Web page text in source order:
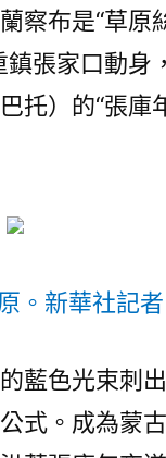
驗
逛
“草
原
品
爾
俗〉
察布是“草原
張家口動身
托）的“張庫
。新華社記
藍色光束刺
式。成為蒙